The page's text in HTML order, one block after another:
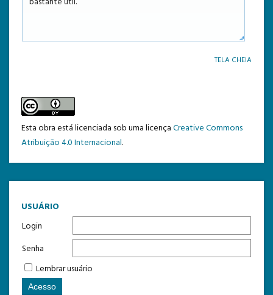
USUÁRIO
Login
Senha
Lembrar usuário
TELA CHEIA
Esta obra está licenciada sob uma licençaCreative Commons
Atribuição 4.0 Internacional.